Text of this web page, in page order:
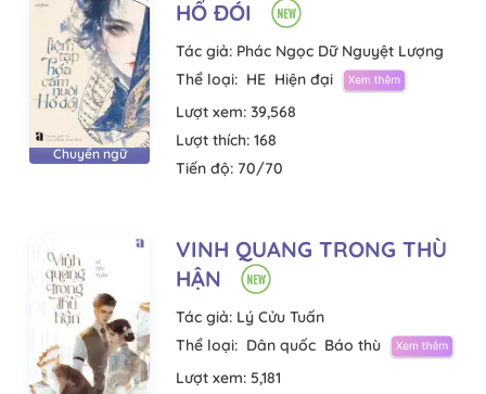
Chuyển ngữ
HỔ ĐÓI
Tác giả: Phác Ngọc Dữ Nguyệt Lượng
Thể loại: HE Hiện đại
Lượt xem: 39,568
Lượt thích: 168
Tiến độ: 70/70
VINH QUANG TRONG THÙ
HẬN
Tác giả: Lý Cửu Tuấn
Thể loại: Dân quốc Báo thù
Lượt xem: 5,181